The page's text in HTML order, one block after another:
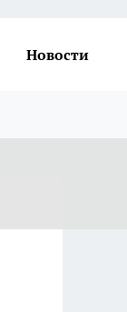
Новости